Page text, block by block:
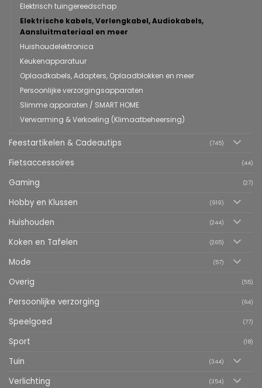
Elektrisch tuingereedschap
Elektrische kabels, Verlengkabel, Audiokabels,
Aansluitmateriaal en meer
Huishoudelektronica
Keukenapparatuur
Oplaadkabels, Adapters, Oplaadblokken en meer
Persoonlijke verzorgingsapparaten
Slimme apparaten / SMART HOME
Verwarming & Verkoeling (Klimaatbeheersing)
Feestartikelen & Cadeautips (745)
Fietsaccessoires (44)
Gaming (27)
Hobby en Klussen (919)
Huishouden (244)
Koken en Tafelen (265)
Mode (57)
Overig (55)
Persoonlijke verzorging (64)
Speelgoed (77)
Sport (18)
Tuin (344)
Verlichting (354)